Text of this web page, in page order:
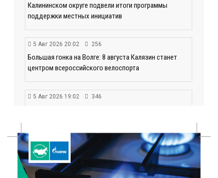
Калининском округе подвели итоги программы
поддержки местных инициатив
5 Авг 2026 20:02 256
Большая гонка на Волге: 8 августа Калязин станет
центром всероссийского велоспорта
5 Авг 2026 19:02 346
фестиваль
5 Авг 2026 18:42 269
Виталий Королев: 58 пространств благоустроят в